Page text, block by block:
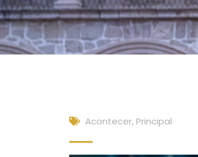
Acontecer, Principal